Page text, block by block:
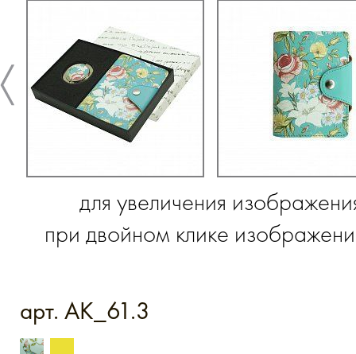
для увеличения
при двойном клике
арт. AK_61.3